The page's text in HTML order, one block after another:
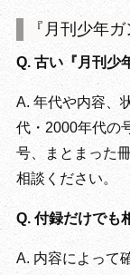
『月刊少年
Q. 古い『月刊少
A. 年代や内容、
代・2000年代の
号、まとまった
相談ください。
Q. 付録だけでも
A. 内容によって